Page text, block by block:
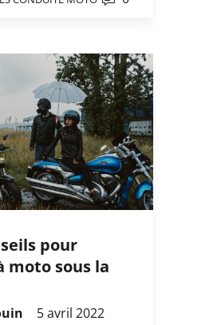
pour
moto sous la
5 avril 2022